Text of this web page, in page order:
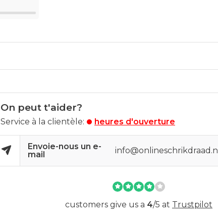
On peut t'aider?
Service à la clientèle: heures d'ouverture
Envoie-nous un e-
mail
info@onlineschrikdraad.nl
customers give us a 4/5 at Trustpilot